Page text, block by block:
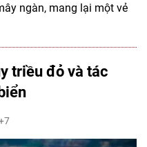
ngàn, mang lại một vẻ
triều đỏ và tác